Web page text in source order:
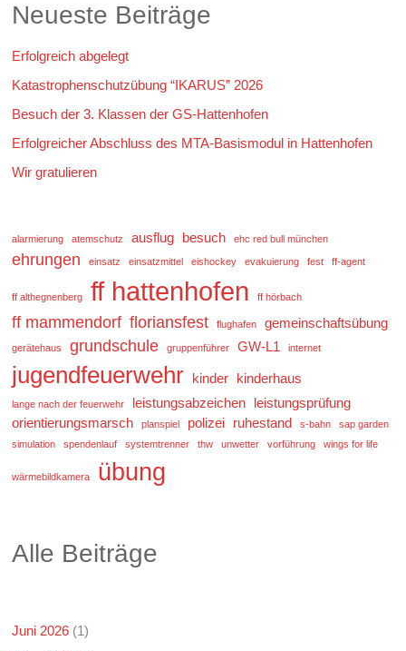
Neueste Beiträge
Erfolgreich abgelegt
Katastrophenschutzübung “IKARUS” 2026
Besuch der 3. Klassen der GS-Hattenhofen
Erfolgreicher Abschluss des MTA-Basismodul in Hattenhofen
Wir gratulieren
alarmierung atemschutz ausflug besuch ehc red bull münchen
ehrungen einsatz einsatzmittel eishockey evakuierung fest ff-agent
ff althegnenberg ff hattenhofen ff hörbach
ff mammendorf floriansfest flughafen gemeinschaftsübung
gerätehaus grundschule gruppenführer GW-L1 internet
jugendfeuerwehr kinder kinderhaus
lange nach der feuerwehr leistungsabzeichen leistungsprüfung
orientierungsmarsch
planspiel polizei ruhestand s-bahn
sap garden
simulation
spendenlauf systemtrenner thw unwetter vorführung wings for life
wärmebildkamera übung
Alle Beiträge
Juni 2026 (1)